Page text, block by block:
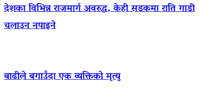
देशका विभिन्न राजमार्ग अवरुद्ध, केही सडकमा राति गाडी
चलाउन नपाइने
बाढीले बगाउँदा एक व्यक्तिको मृत्यु